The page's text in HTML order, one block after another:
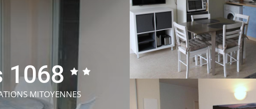
1068
MITOYENNES